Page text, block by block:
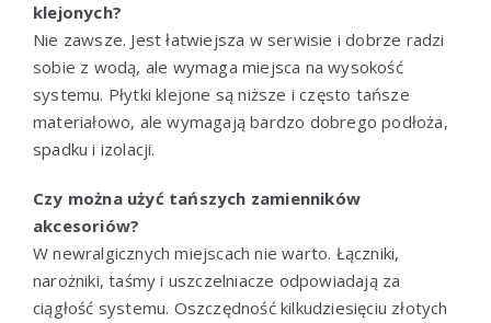
klejonych?
Nie zawsze. Jest łatwiejsza w serwisie i dobrze radzi
sobie z wodą, ale wymaga miejsca na wysokość
systemu. Płytki klejone są niższe i często tańsze
materiałowo, ale wymagają bardzo dobrego podłoża,
spadku i izolacji.
Czy można użyć tańszych zamienników
akcesoriów?
W newralgicznych miejscach nie warto. Łączniki,
narożniki, taśmy i uszczelniacze odpowiadają za
ciągłość systemu. Oszczędność kilkudziesięciu złotych